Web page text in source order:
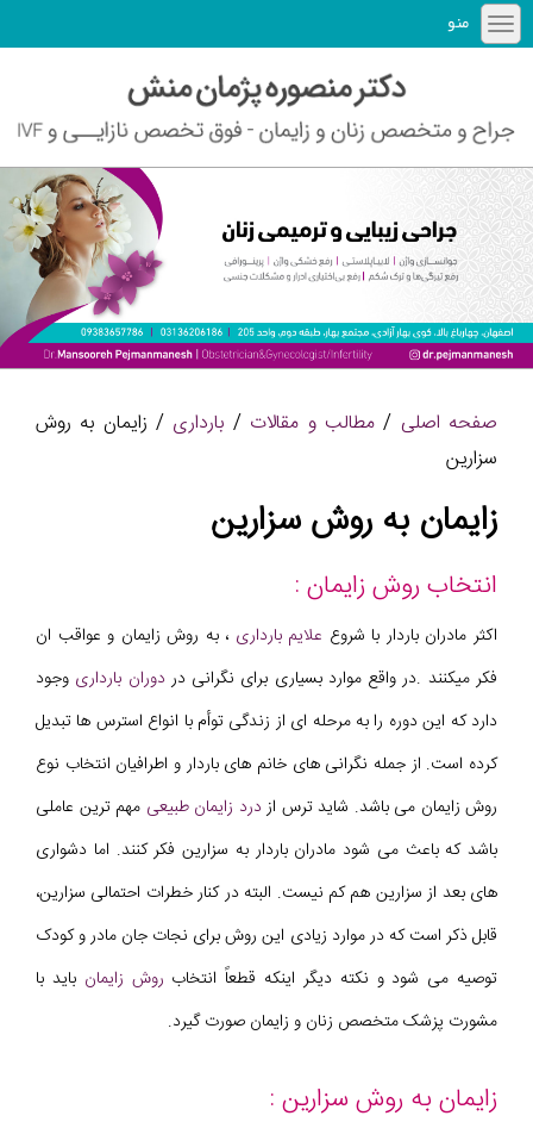
منو
صفحه اصلی /مطالب و مقالات / بارداری / زایمان به روش
سزارین
زایمان به روش سزارین
انتخاب روش زایمان :
اکثر مادران باردار با شروع علایم بارداری ، به روش زایمان و عواقب ان
فکر میکنند .در واقع موارد بسیاری برای نگرانی در دوران بارداری وجود
دارد که این دوره را به مرحله ای از زندگی توأم با انواع استرس ها تبدیل
کرده است. از جمله نگرانی های خانم های باردار و اطرافیان انتخاب نوع
روش زایمان می باشد. شاید ترس از درد زایمان طبیعی مهم ترین عاملی
باشد که باعث می شود مادران باردار به سزارین فکر کنند. اما دشواری
های بعد از سزارین هم کم نیست. البته در کنار خطرات احتمالی سزارین،
قابل ذکر است که در موارد زیادی این روش برای نجات جان مادر و کودک
توصیه می شود و نکته دیگر اینکه قطعاً انتخاب روش زایمان باید با
مشورت پزشک متخصص زنان و زایمان صورت گیرد.
زایمان به روش سزارین :